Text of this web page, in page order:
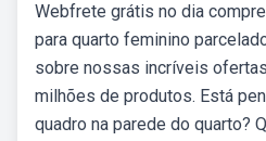
Webfrete grátis no dia
para quarto feminino
sobre nossas incríveis
milhões de produtos. Está
quadro na parede do quarto?